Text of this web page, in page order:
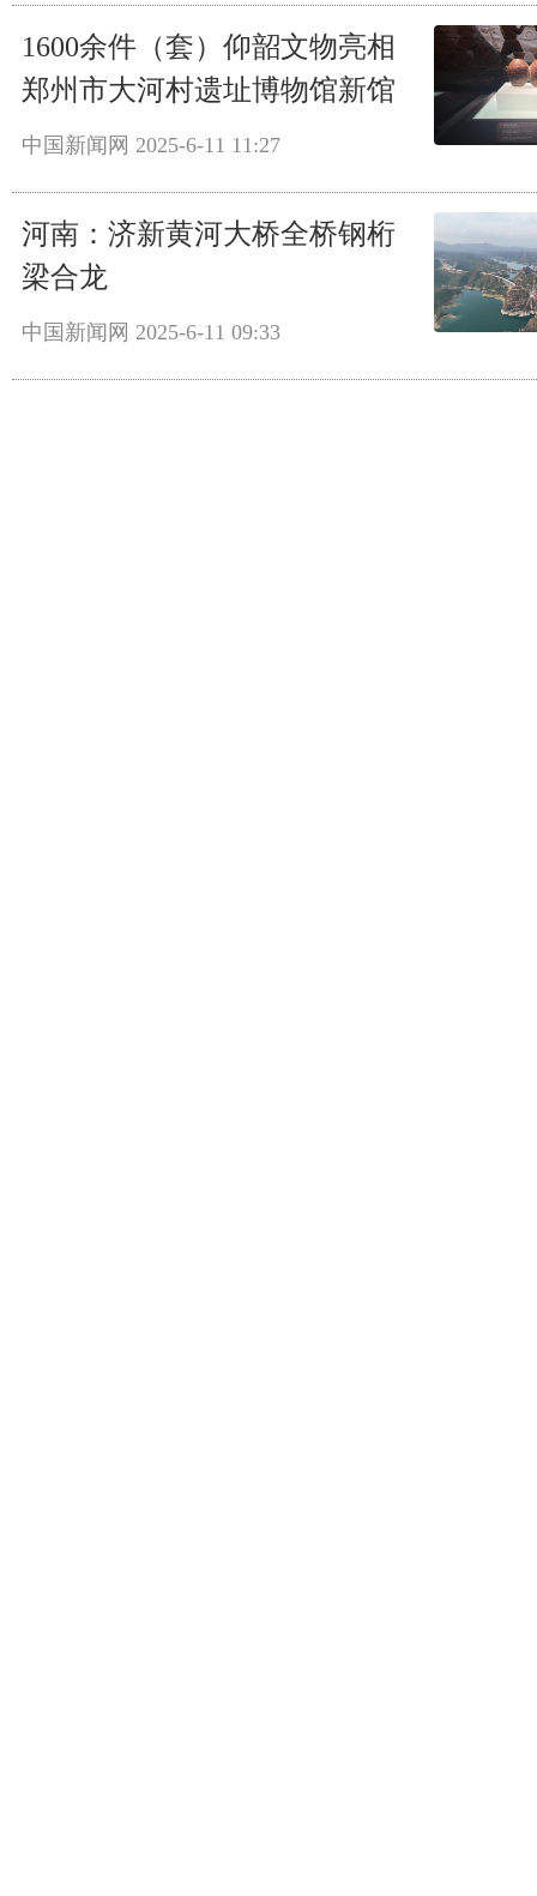
1600余件（套）仰韶文物亮相
郑州市大河村遗址博物馆新馆
中国新闻网 2025-6-11 11:27
河南：济新黄河大桥全桥钢桁
梁合龙
中国新闻网 2025-6-11 09:33